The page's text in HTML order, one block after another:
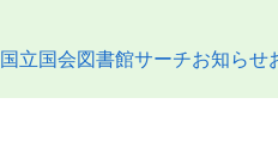
国立国会図書館サーチお知らせ